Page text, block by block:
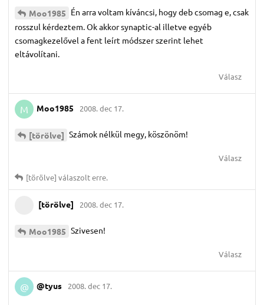
Moo1985 Én arra voltam kíváncsi, hogy deb csomag e, csak
rosszul kérdeztem. Ok akkor synaptic-al illetve egyéb
csomagkezelővel a fent leírt módszer szerint lehet
eltávolítani.
Válasz
M Moo1985 2008. dec 17.
[törölve] Számok nélkül megy, köszönöm!
Válasz
[törölve] válaszolt erre.
[törölve] 2008. dec 17.
Moo1985 Szivesen!
Válasz
@ @tyus 2008. dec 17.